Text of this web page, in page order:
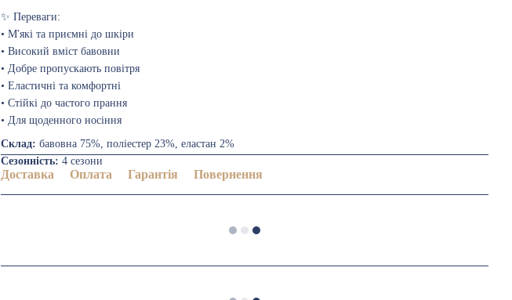
✨ Переваги:
• М'які та приємні до шкіри
• Високий вміст бавовни
• Добре пропускають повітря
• Еластичні та комфортні
• Стійкі до частого прання
• Для щоденного носіння
Склад: бавовна 75%, поліестер 23%, еластан 2%
Сезонність: 4 сезони
Доставка Оплата Гарантія Повернення